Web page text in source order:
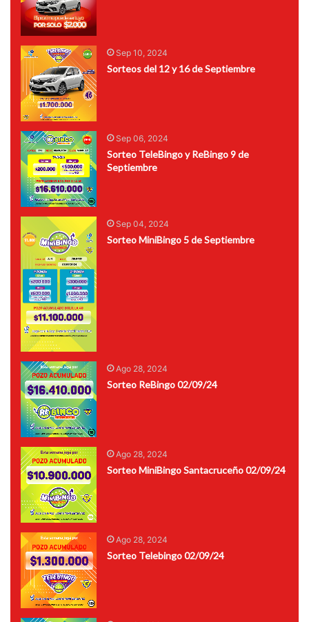
Sep 10, 2024
Sorteos del 12 y 16 de Septiembre
Sep 06, 2024
Sorteo TeleBingo y ReBingo 9 de
Septiembre
Sep 04, 2024
Sorteo MiniBingo 5 de Septiembre
Ago 28, 2024
Sorteo ReBingo 02/09/24
Ago 28, 2024
Sorteo MiniBingo Santacruceño 02/09/24
Ago 28, 2024
Sorteo Telebingo 02/09/24